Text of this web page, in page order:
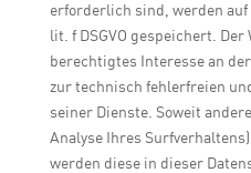
erforderlich sind, werden auf
lit. f DSGVO gespeichert.
berechtigtes Interesse an
zur technisch fehlerfreien
seiner Dienste. Soweit
Analyse Ihres
werden diese in dieser